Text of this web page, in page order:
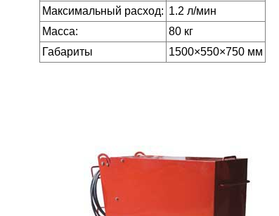
Максимальный расход: 1.2 л/мин
Масса:
80 кг
Габариты
1500×550×750 мм